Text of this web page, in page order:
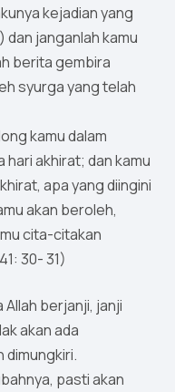
kejadian yang
janganlah kamu
berita gembira
syurga yang telah
kamu dalam
hari akhirat; dan kamu
apa yang diingini
akan beroleh,
cita-citakan
30- 31)
Allah berjanji, janji
akan ada
dimungkiri.
pasti akan